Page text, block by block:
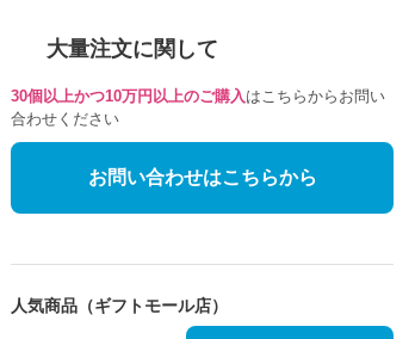
大量注文に関して
30個以上かつ10万円以上のご購入 はこちらからお問い
合わせください
お問い合わせはこちらから
人気商品（ギフトモール店）